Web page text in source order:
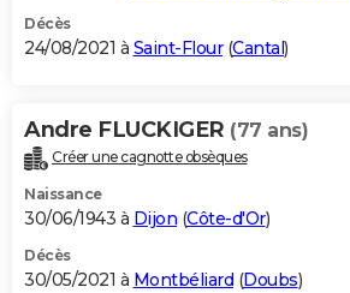
Décès
24/08/2021 à Saint-Flour(Cantal )
Andre FLUCKIGER (77 ans)
Créer une cagnotte obsèques
Naissance
30/06/1943 à Dijon (Côte-d'Or)
Décès
30/05/2021 à Montbéliard (Doubs)